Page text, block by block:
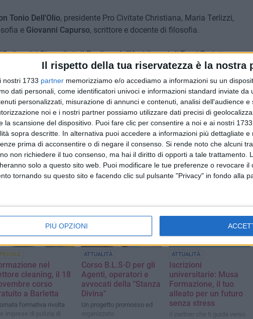
Il rispetto della tua riservatezza è la nostra
nostri 1733 partner memorizziamo e/o accediamo a informazioni su un
dati personali, come identificatori univoci e informazioni standard inviate da
personalizzati, misurazione di annunci e contenuti, analisi dell'audience e
noi e i nostri partner possiamo utilizzare dati precisi di
la scansione del dispositivo. Puoi fare clic per consentire a noi e ai nostri
sopra descritte. In alternativa puoi accedere a informazioni più dettagliate e
prima di acconsentire o di negare il consenso. Si rende noto che alcuni
non richiedere il tuo consenso, ma hai il diritto di opporti a tale trattamento.
solo a questo sito web. Puoi modificare le tue preferenze o revocare il
tornando su questo sito e facendo clic sul pulsante "Privacy" in fondo alla
PIÙ OPZIONI
Tonio Dell'Olio, presidente Pro Civitate Christiana, Maria Terlizzi,
e Giovanni Capurso, scrittore e docente di filosofia.
dei Giornalisti di Puglia e dall'Arcidiocesi di Trani-Barletta-
sociali e In Comunione.
nel
cleaning, il 18
corso
a Barletta
formativa rivolta
imprese di pulizia di
ATTUALITÀ
Corso B.L.S-D per gli
Agenti, operatori e
avvocati della "Stanza
Divina"
Un progetto promosso ed
organizzato
ATTUALITÀ
Iscrizioni
universitarie: Musa
Formazione, il tuo
alleato per un futuro
senza stress
Il partner che ti guida verso